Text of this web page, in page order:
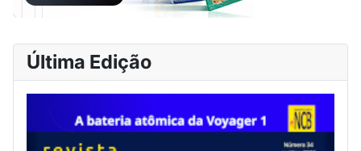
Última Edição